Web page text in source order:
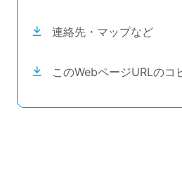
連絡先・マップなど
このWebページURLのコ